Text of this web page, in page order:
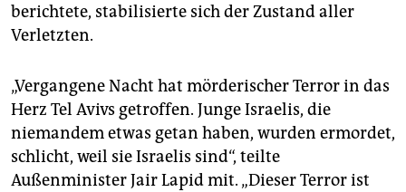
berichtete, stabilisierte sich der Zustand aller
Verletzten.
„Vergangene Nacht hat mörderischer Terror in das
Herz Tel Avivs getroffen. Junge Israelis, die
niemandem etwas getan haben, wurden ermordet,
schlicht, weil sie Israelis sind“, teilte
Außenminister Jair Lapid mit. „Dieser Terror ist